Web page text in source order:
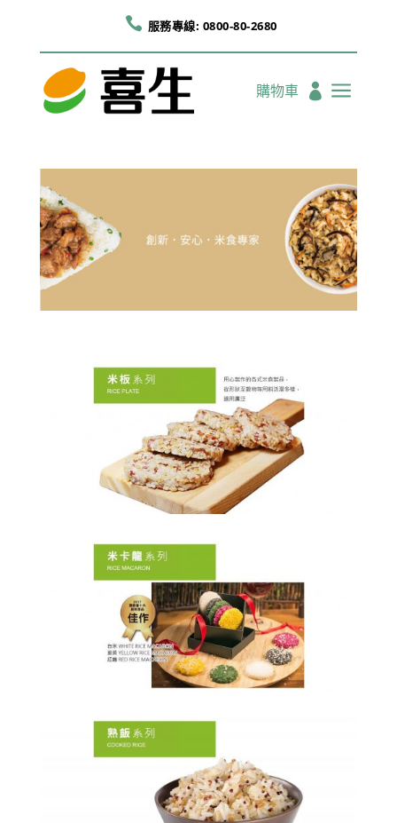
 服務專線: 0800-80-2680
購物車  a